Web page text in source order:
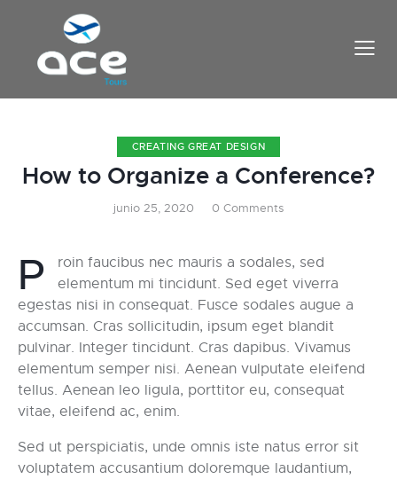
CREATING GREAT DESIGN
How to Organize a Conference?
junio 25, 2020 0 Comments
P
roin faucibus nec mauris a sodales, sed
elementum mi tincidunt. Sed eget viverra
egestas nisi in consequat. Fusce sodales augue a
accumsan. Cras sollicitudin, ipsum eget blandit
pulvinar. Integer tincidunt. Cras dapibus. Vivamus
elementum semper nisi. Aenean vulputate eleifend
tellus. Aenean leo ligula, porttitor eu, consequat
vitae, eleifend ac, enim.
Sed ut perspiciatis, unde omnis iste natus error sit
voluptatem accusantium doloremque laudantium,